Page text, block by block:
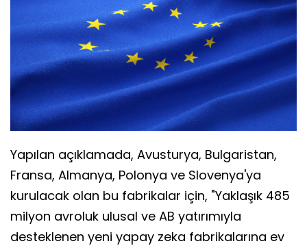
Yapılan açıklamada, Avusturya, Bulgaristan,
Fransa, Almanya, Polonya ve Slovenya'ya
kurulacak olan bu fabrikalar için, "Yaklaşık 485
milyon avroluk ulusal ve AB yatırımıyla
desteklenen yeni yapay zeka fabrikalarına ev